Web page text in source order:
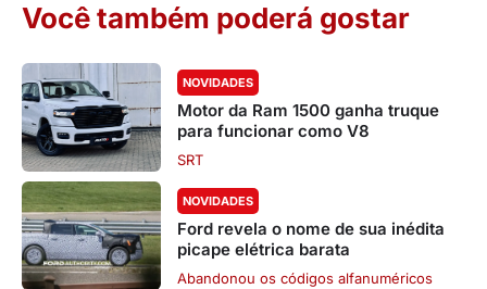
Você também poderá gostar
NOVIDADES
Motor da Ram 1500 ganha truque
para funcionar como V8
SRT
NOVIDADES
Ford revela o nome de sua inédita
picape elétrica barata
Abandonou os códigos alfanuméricos